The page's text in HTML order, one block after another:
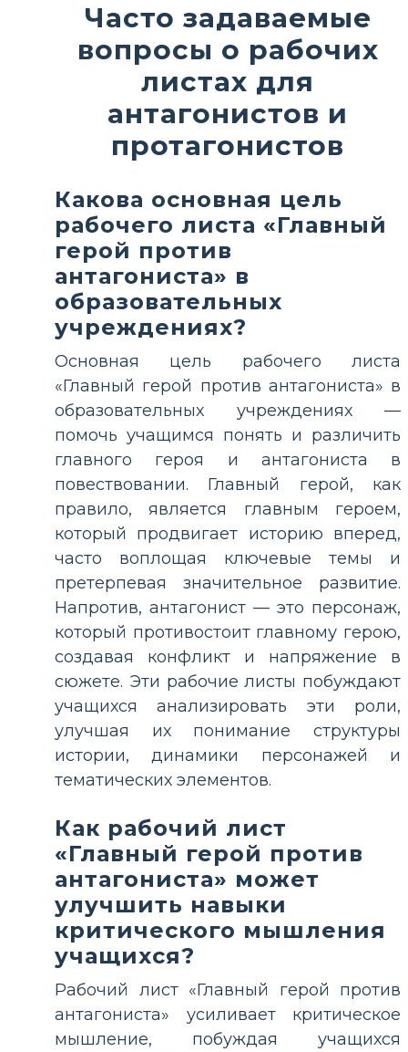
Часто задаваемые
вопросы о рабочих
листах для
антагонистов и
протагонистов
Какова основная цель
рабочего листа «Главный
герой против
антагониста» в
образовательных
учреждениях?
Основная цель рабочего листа
«Главный герой против антагониста» в
образовательных учреждениях —
помочь учащимся понять и различить
главного героя и антагониста в
повествовании. Главный герой, как
правило, является главным героем,
который продвигает историю вперед,
часто воплощая ключевые темы и
претерпевая значительное развитие.
Напротив, антагонист — это персонаж,
который противостоит главному герою,
создавая конфликт и напряжение в
сюжете. Эти рабочие листы побуждают
учащихся анализировать эти роли,
улучшая их понимание структуры
истории, динамики персонажей и
тематических элементов.
Как рабочий лист
«Главный герой против
антагониста» может
улучшить навыки
критического мышления
учащихся?
Рабочий лист «Главный герой против
антагониста» усиливает критическое
мышление, побуждая учащихся